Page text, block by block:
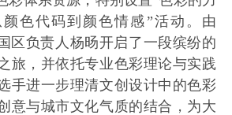
色代码到颜色情感”活动。由
区负责人杨旸开启了一段缤纷的
旅，并依托专业色彩理论与实践
手进一步理清文创设计中的色彩
意与城市文化气质的结合，为大